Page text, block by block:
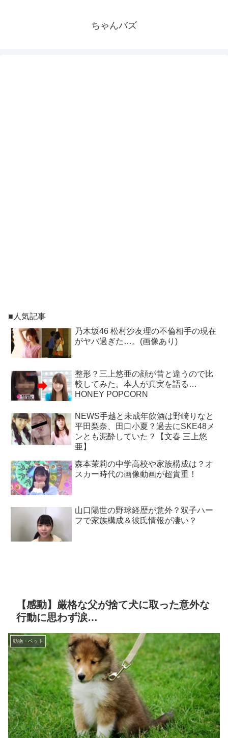
ちゃんバズ
■人気記事
乃木坂46 松村沙友理の不倫相手の現在
がヤバ過ぎた…。(画像あり)
整形？三上悠亜の顔が昔と違うので比
較してみた。本人が真実を語る…
HONEY POPCORN
NEWS手越と未成年飲酒は野崎りなと
平田梨奈、田口小夏？過去にSKE48メ
ンとも泥酔していた？【文春 三上悠
亜】
森本茉莉の中学高校や家族構成は？オ
スカー時代の画像動画が超貴重！
山口陽世の野球経歴が意外？双子ハー
フで家族構成＆彼氏情報が凄い？
【感動】厳格な父が捨て犬に取った意外な
行動に思わず涙…
動物・ペット